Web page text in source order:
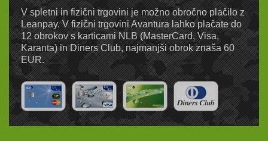
V spletni in fizični trgovini je možno obročno plačilo z
Leanpay. V fizični trgovini Avantura lahko plačate do
12 obrokov s karticami NLB (MasterCard, Visa,
Karanta) in Diners Club, najmanjši obrok znaša 60
EUR.